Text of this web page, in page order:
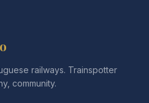
railways. Trainspotter
community.